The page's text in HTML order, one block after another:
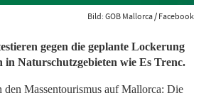
Bild: GOB Mallorca / Facebook
gegen die geplante Lockerung
in Naturschutzgebieten wie Es Trenc.
den Massentourismus auf Mallorca: Die